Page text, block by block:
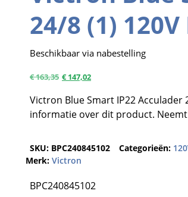
24/8 (1) 120V
Beschikbaar via nabestelling
€163,35 €147,02
Victron Blue Smart IP22 Acculader
informatie over dit product.
SKU: BPC240845102 Categorieën:
Merk: Victron
BPC240845102